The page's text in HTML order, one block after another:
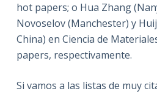
hot papers; o Hua Zhang
Novoselov (Manchester) y
China) en Ciencia de
papers, respectivamente.
Si vamos a las listas de muy